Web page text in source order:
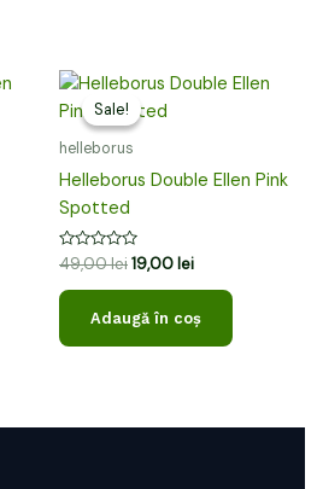
Sale!
Sale!
helleborus
Helleborus Double Ellen Pink
Spotted
Evaluat
la
0
din
49,00lei
Prețul
inițial
a
fost:
19,00 lei
Prețul
Adaugă în coș